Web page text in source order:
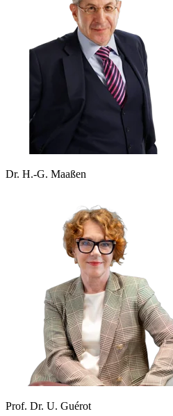
Dr. H.-G. Maaßen
Prof. Dr. U. Guérot